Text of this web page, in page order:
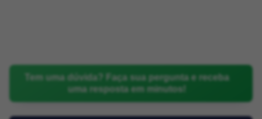
Tem uma dúvida? Faça sua pergunta e receba
uma resposta em minutos!